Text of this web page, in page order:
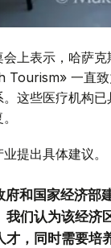
上表示，哈萨
Tourism» 一直
这些医疗机构
提出具体建议。
和国家经济部
我们认为该经济
才，同时需要培